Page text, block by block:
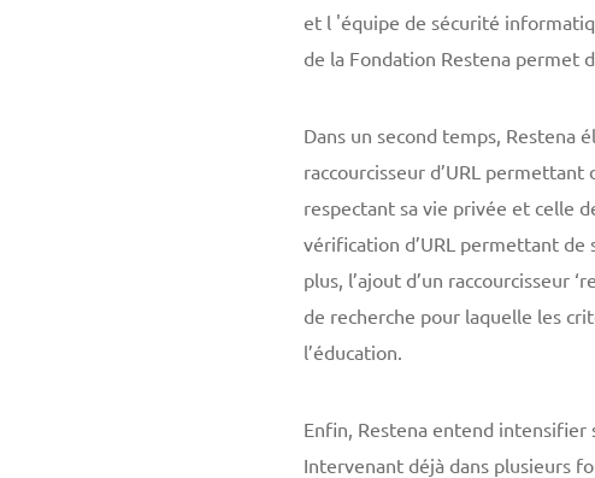
et l 'équipe de sécurité
de la Fondation Restena permet
Dans un second temps, Restena
raccourcisseur d’URL
respectant sa vie privée et celle
vérification d’URL permettant de
plus, l’ajout d’un raccourcisseur
de recherche pour laquelle les
l’éducation.
Enfin, Restena entend
Intervenant déjà dans plusieurs